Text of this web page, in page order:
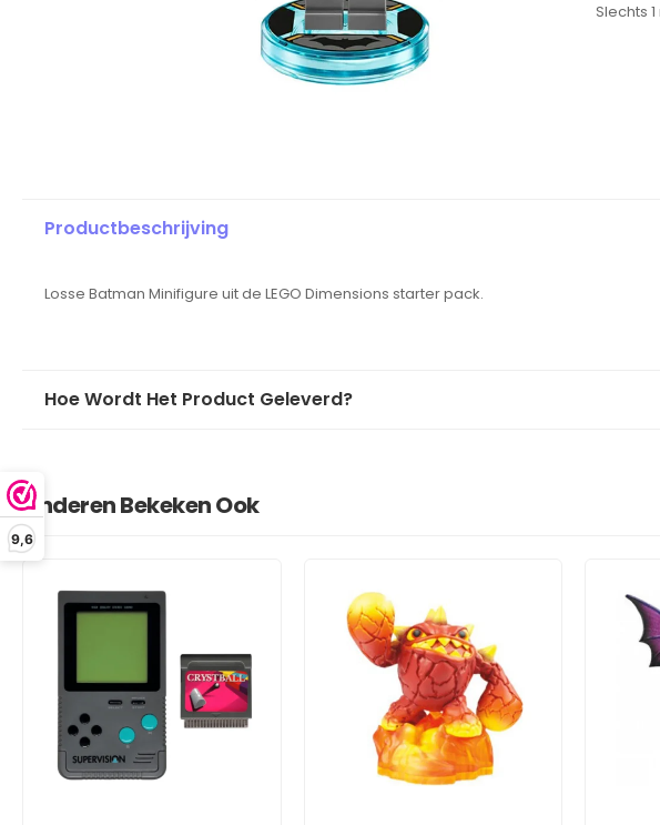
9,6
Slechts
Productbeschrijving
Losse Batman Minifigure uit de LEGO Dimensions starter pack.
Hoe Wordt Het Product Geleverd?
Anderen Bekeken Ook